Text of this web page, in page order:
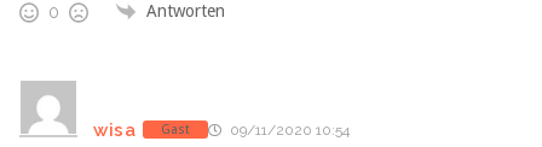
0 Antworten
wisa Gast 09/11/2020 10:54